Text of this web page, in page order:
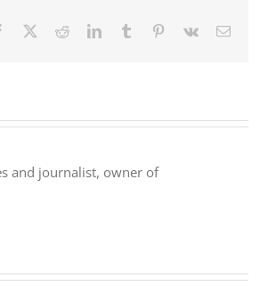
Facebook RedditLinkedInTumblr Pinterest
Vk Email:
and journalist, owner of